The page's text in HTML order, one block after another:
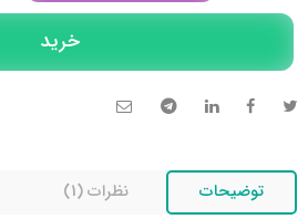
خرید
توضیحات نظرات (1)